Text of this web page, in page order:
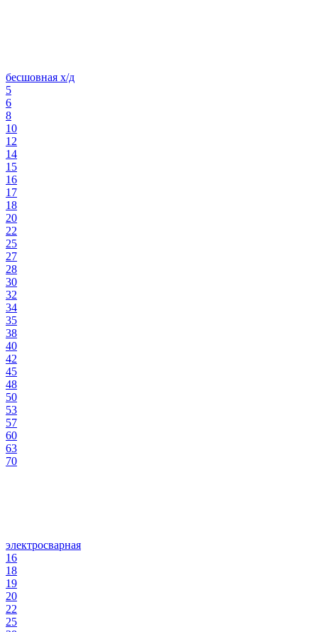
бесшовная х/д
5
6
8
10
12
14
15
16
17
18
20
22
25
27
28
30
32
34
35
38
40
42
45
48
50
53
57
60
63
70
электросварная
16
18
19
20
22
25